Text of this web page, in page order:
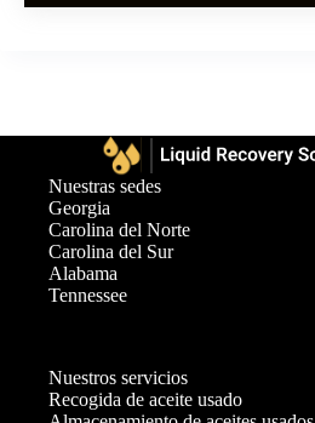
Nuestras sedes
Georgia
Carolina del Norte
Carolina del Sur
Alabama
Tennessee
Nuestros servicios
Recogida de aceite usado